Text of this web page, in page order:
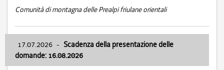
Comunità di montagna delle Prealpi friulane orientali
17.07.2026 - Scadenza della presentazione delle
domande: 16.08.2026